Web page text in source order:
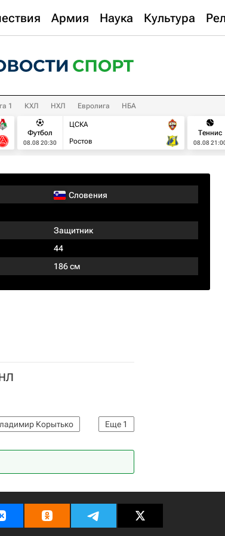
Армия Наука Культура
1 КХЛ НХЛ Евролига НБА
Футбол
08.08 20:30
ЦСКА
Ростов
Теннис
08.08
Словения
Защитник
44
186 см
Еще 1
Корытько